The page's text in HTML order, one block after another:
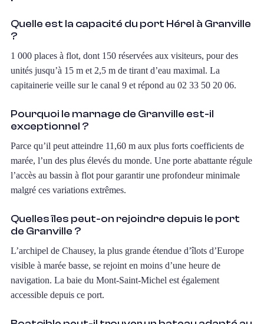
Quelle est la capacité du port Hérel à Granville
?
1 000 places à flot, dont 150 réservées aux visiteurs, pour des
unités jusqu’à 15 m et 2,5 m de tirant d’eau maximal. La
capitainerie veille sur le canal 9 et répond au 02 33 50 20 06.
Pourquoi le marnage de Granville est-il
exceptionnel ?
Parce qu’il peut atteindre 11,60 m aux plus forts coefficients de
marée, l’un des plus élevés du monde. Une porte abattante régule
l’accès au bassin à flot pour garantir une profondeur minimale
malgré ces variations extrêmes.
Quelles îles peut-on rejoindre depuis le port
de Granville ?
L’archipel de Chausey, la plus grande étendue d’îlots d’Europe
visible à marée basse, se rejoint en moins d’une heure de
navigation. La baie du Mont-Saint-Michel est également
accessible depuis ce port.